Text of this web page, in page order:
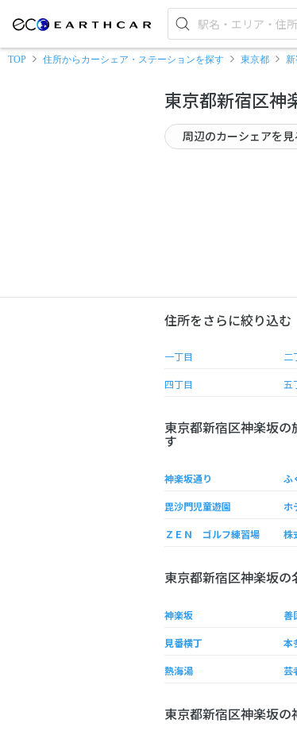
TOP 住所からカーシェア・ステーションを探す 東京都
東京都新宿区神
周辺のカーシェアを見
住所をさらに絞り込む
一丁目 二
四丁目 五
東京都新宿区神楽坂
す
神楽坂通り ふ
毘沙門児童遊園 ホ
ＺＥＮ ゴルフ練習場 株
東京都新宿区神楽坂
神楽坂 善
見番横丁 本
熱海湯 芸
東京都新宿区神楽坂